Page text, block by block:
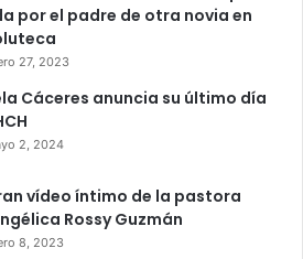
por el padre de otra novia en
27, 2023
Cáceres anuncia su último día
2, 2024
vídeo íntimo de la pastora
Rossy Guzmán
8, 2023